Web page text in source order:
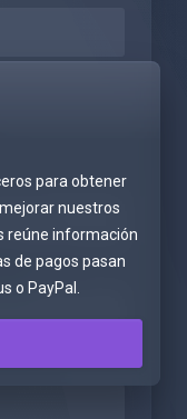
para obtener
nuestros
reúne información
de pagos pasan
o PayPal.